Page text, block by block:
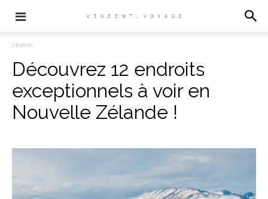
Home
Découvrez 12 endroits
exceptionnels à voir en
Nouvelle Zélande !